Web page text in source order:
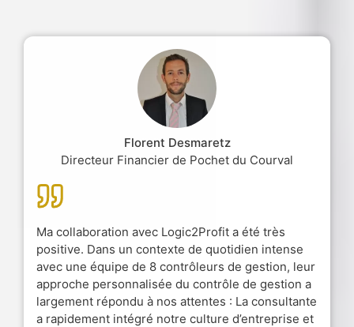
Florent Desmaretz
Directeur Financier de Pochet du Courval
Ma collaboration avec Logic2Profit a été très
positive. Dans un contexte de quotidien intense
avec une équipe de 8 contrôleurs de gestion, leur
approche personnalisée du contrôle de gestion a
largement répondu à nos attentes : La consultante
a rapidement intégré notre culture d’entreprise et